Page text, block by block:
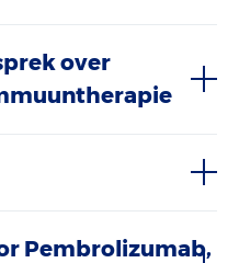
over
Pembrolizumab,